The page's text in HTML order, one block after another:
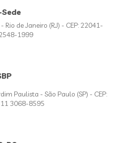
Sede
de Janeiro (RJ) - CEP: 22041-
1999
Paulista - São Paulo (SP) - CEP:
3068-8595